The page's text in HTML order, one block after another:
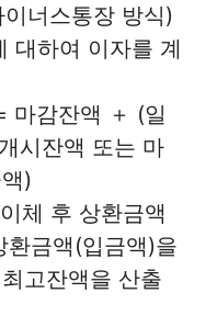
너스통장 방식)
대하여 이자를 계
마감잔액 ＋ (일
시잔액 또는 마
)
체 후 상환금액
환금액(입금액)을
고잔액을 산출